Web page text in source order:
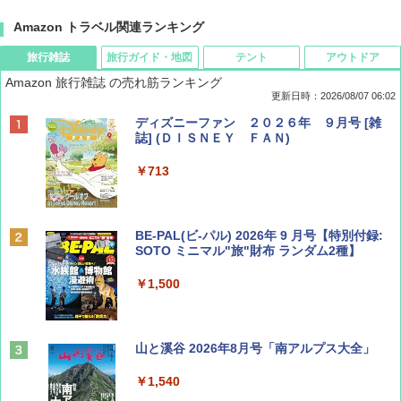
Amazon トラベル関連ランキング
旅行雑誌
Amazon 旅行雑誌 の売れ筋ランキング
更新日時：2026/08/07 06:02
ディズニーファン ２０２６年 ９月号 [雑
誌] (ＤＩＳＮＥＹ ＦＡＮ)
￥713
BE-PAL(ビ-パル) 2026年 9 月号【特別付録:
SOTO ミニマル"旅"財布 ランダム2種】
￥1,500
山と溪谷 2026年8月号「南アルプス大全」
￥1,540
旅行ガイド・地図 テント アウトドア